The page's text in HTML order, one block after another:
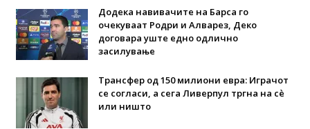
Додека навивачите на Барса го
очекуваат Родри и Алварез, Деко
договара уште едно одлично
засилување
Трансфер од 150 милиони евра: Играчот
се согласи, а сега Ливерпул тргна на сè
или ништо